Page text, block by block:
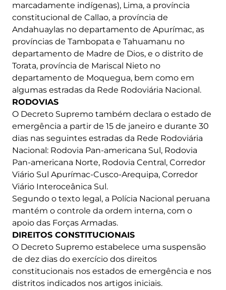
marcadamente indígenas), Lima, a província
constitucional de Callao, a província de
Andahuaylas no departamento de Apurímac, as
províncias de Tambopata e Tahuamanu no
departamento de Madre de Dios, e o distrito de
Torata, província de Mariscal Nieto no
departamento de Moquegua, bem como em
algumas estradas da Rede Rodoviária Nacional.
RODOVIAS
O Decreto Supremo também declara o estado de
emergência a partir de 15 de janeiro e durante 30
dias nas seguintes estradas da Rede Rodoviária
Nacional: Rodovia Pan-americana Sul, Rodovia
Pan-americana Norte, Rodovia Central, Corredor
Viário Sul Apurímac-Cusco-Arequipa, Corredor
Viário Interoceânica Sul.
Segundo o texto legal, a Polícia Nacional peruana
mantém o controle da ordem interna, com o
apoio das Forças Armadas.
DIREITOS CONSTITUCIONAIS
O Decreto Supremo estabelece uma suspensão
de dez dias do exercício dos direitos
constitucionais nos estados de emergência e nos
distritos indicados nos artigos iniciais.